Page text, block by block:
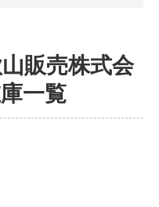
販売株式会
一覧